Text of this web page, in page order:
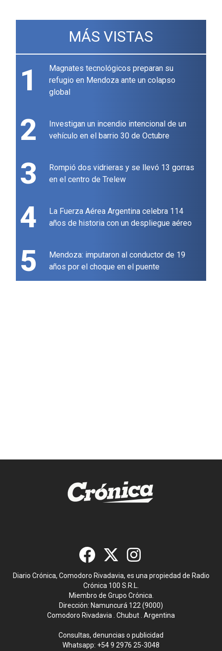
MÁS VISTAS
1
Magnates tecnológicos preparan su
refugio en Mendoza ante un colapso
global
2
Investigan un incendio intencional de un
vehículo en el barrio 30 de Octubre
3
Rompió dos vidrieras y se llevó 13 gorras
en el centro de Trelew
4
La Fuerza Aérea Argentina celebra 114
años de historia con un despliegue aéreo
5
Mendoza: imputaron al conductor de 19
años por el choque en el puente
Diario Crónica, Comodoro Rivadavia, es una propiedad de Radio
Crónica 100 S.R.L.
Miembro de Grupo Crónica.
Dirección: Namuncurá 122 (9000)
Comodoro Rivadavia . Chubut . Argentina
Consultas, denuncias o publicidad
Whatsapp: +54 9 2976 25-3048